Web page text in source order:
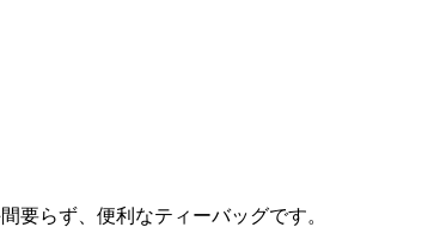
要らず、便利なティーバッグです。